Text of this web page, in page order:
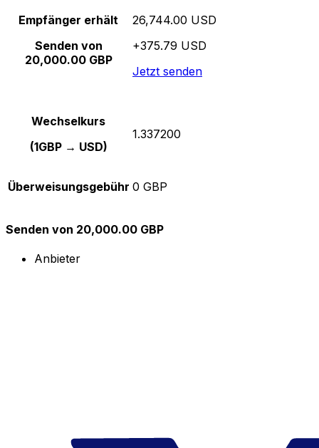
Empfänger erhält
Senden von
20,000.00 GBP
26,744.00 USD
+375.79 USD
Jetzt senden
Wechselkurs
(1GBP → USD)
1.337200
Überweisungsgebühr 0 GBP
Senden von 20,000.00 GBP
Anbieter